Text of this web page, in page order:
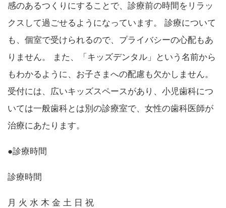
感のあるつくりにすることで、診療前の時間をリラッ
クスして過ごせるようになっています。 診療について
も、個室で受けられるので、プライバシーの心配もあ
りません。 また、「キッズデンタル」という名前から
もわかるように、お子さまへの配慮も欠かしません。
受付には、広いキッズスペースがあり、小児歯科につ
いては一般歯科とは別の診療室で、女性の歯科医師が
治療にあたります。
●診療時間
診療時間
月 火 水 木 金 土 日 祝